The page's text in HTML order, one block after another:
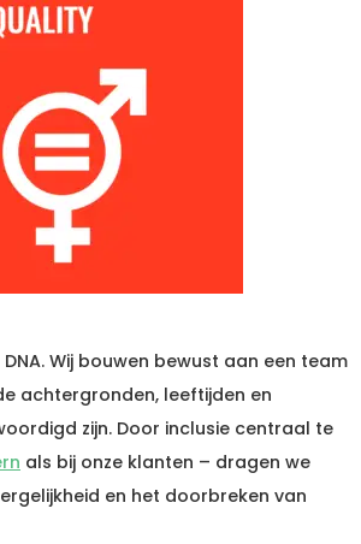
Wij bouwen bewust aan een team
achtergronden, leeftijden en
zijn. Door inclusie centraal te
als bij onze klanten – dragen we
en het doorbreken van